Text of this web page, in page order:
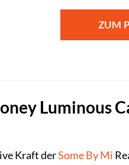
ZUM
Luminous
Kraft derSome By Mi